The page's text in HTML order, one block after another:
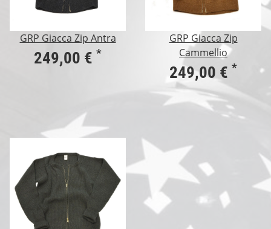
GRP Giacca Zip Antra
249,00 € *
GRP Giacca Zip
Cammellio
249,00 € *